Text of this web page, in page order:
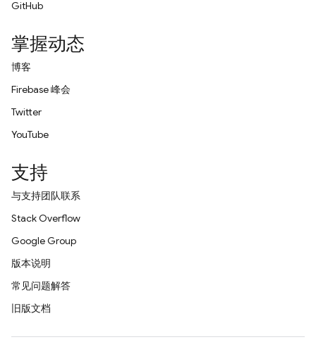
GitHub
掌握动态
博客
Firebase 峰会
Twitter
YouTube
支持
与支持团队联系
Stack Overflow
Google Group
版本说明
常见问题解答
旧版文档